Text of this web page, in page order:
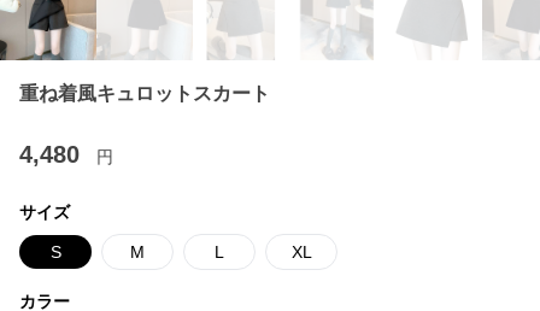
重ね着風キュロットスカート
4,480 円
サイズ
S M L XL
カラー